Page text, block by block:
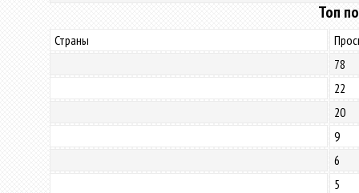
Топ
Страны
78
22
20
9
6
5